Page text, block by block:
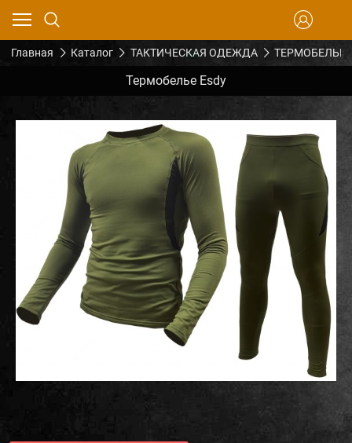
Главная Каталог ТАКТИЧЕСКАЯ ОДЕЖДА ТЕРМОБЕЛЬЕ
Термобелье Esdy